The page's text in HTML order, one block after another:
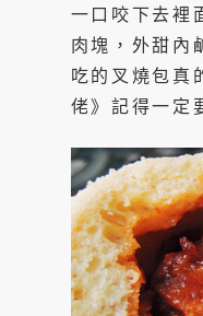
一口咬下去裡
肉塊，外甜內
吃的叉燒包真
佬》記得一定